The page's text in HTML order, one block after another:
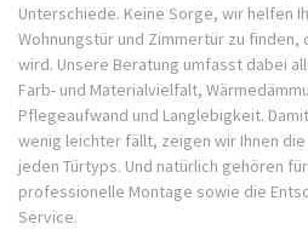
Unterschiede. Keine Sorge, wir helfen
Wohnungstür und Zimmertür zu
wird. Unsere Beratung umfasst dabei
Farb- und Materialvielfalt,
Pflegeaufwand und Langlebigkeit.
wenig leichter fällt, zeigen wir Ihnen
jeden Türtyps. Und natürlich gehören
professionelle Montage sowie die
Service.